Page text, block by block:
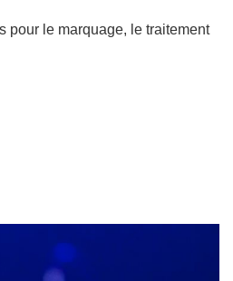
pour le marquage, le traitement